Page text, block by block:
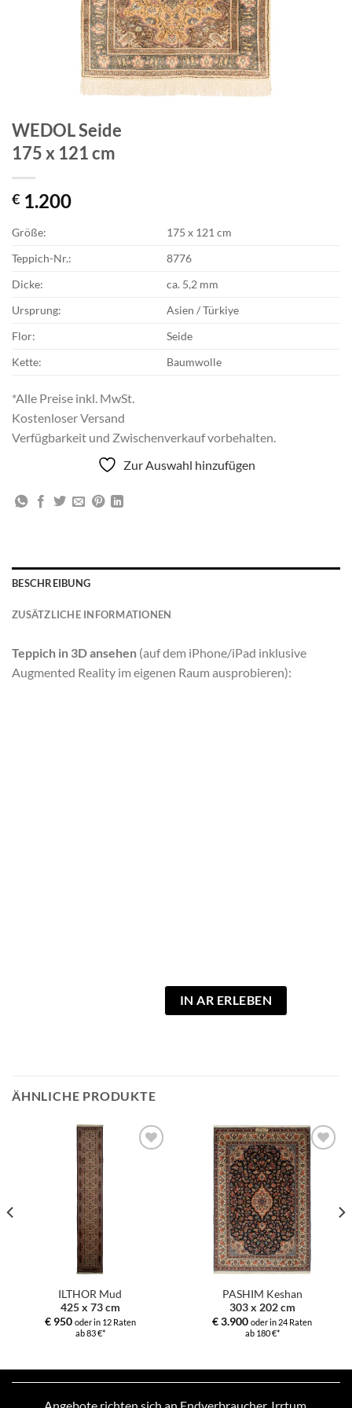
WEDOL Seide
175 x 121 cm
€ 1.200
Größe:
175 x 121 cm
Teppich-Nr.:
8776
Dicke:
ca. 5,2 mm
Ursprung:
Asien / Türkiye
Flor:
Seide
Kette:
Baumwolle
*Alle Preise inkl. MwSt.
Kostenloser Versand
Verfügbarkeit und Zwischenverkauf vorbehalten.
Zur Auswahl hinzufügen
BESCHREIBUNG
ZUSÄTZLICHE INFORMATIONEN
Teppich in 3D ansehen (auf dem iPhone/iPad inklusive
Augmented Reality im eigenen Raum ausprobieren):
IN AR ERLEBEN
ÄHNLICHE PRODUKTE
ILTHOR Mud
425 x 73 cm
€950 oder in 12 Raten
ab 83 €*
Zur
Auswahl
hinzufügen
PASHIM Keshan
303 x 202 cm
€3.900 oder in 24 Raten
ab 180 €*
Angebote richten sich an Endverbraucher. Irrtum,